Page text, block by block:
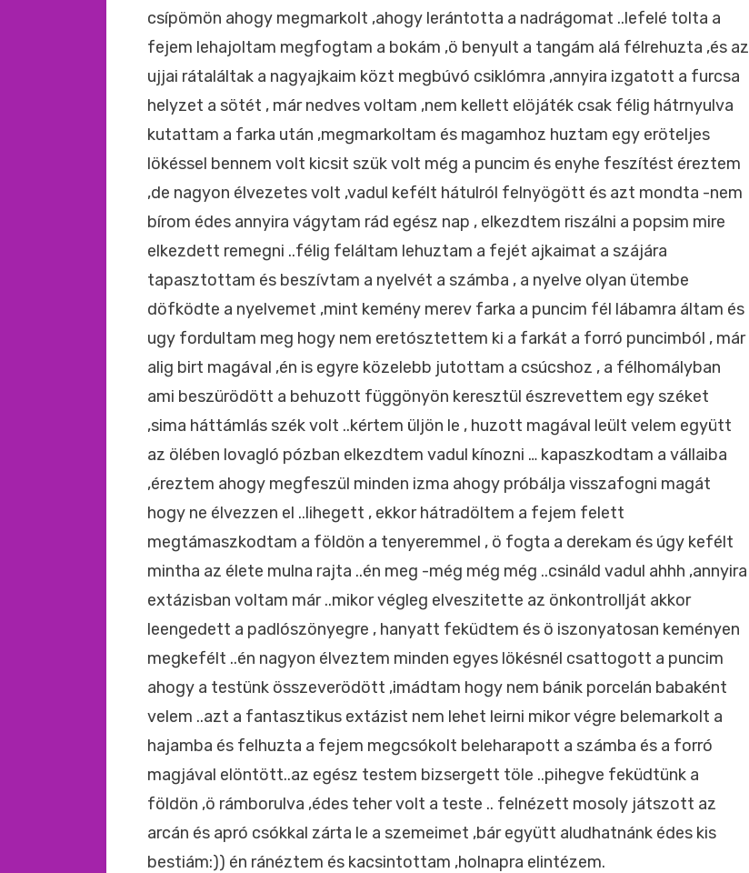
csípömön ahogy megmarkolt ,ahogy lerántotta a nadrágomat ..lefelé tolta a
fejem lehajoltam megfogtam a bokám ,ö benyult a tangám alá félrehuzta ,és az
ujjai rátaláltak a nagyajkaim közt megbúvó csiklómra ,annyira izgatott a furcsa
helyzet a sötét , már nedves voltam ,nem kellett elöjáték csak félig hátrnyulva
kutattam a farka után ,megmarkoltam és magamhoz huztam egy eröteljes
lökéssel bennem volt kicsit szük volt még a puncim és enyhe feszítést éreztem
,de nagyon élvezetes volt ,vadul kefélt hátulról felnyögött és azt mondta -nem
bírom édes annyira vágytam rád egész nap , elkezdtem riszálni a popsim mire
elkezdett remegni ..félig feláltam lehuztam a fejét ajkaimat a szájára
tapasztottam és beszívtam a nyelvét a számba , a nyelve olyan ütembe
döfködte a nyelvemet ,mint kemény merev farka a puncim fél lábamra áltam és
ugy fordultam meg hogy nem eretósztettem ki a farkát a forró puncimból , már
alig birt magával ,én is egyre közelebb jutottam a csúcshoz , a félhomályban
ami beszürödött a behuzott függönyön keresztül észrevettem egy széket
,sima háttámlás szék volt ..kértem üljön le , huzott magával leült velem együtt
az ölében lovagló pózban elkezdtem vadul kínozni … kapaszkodtam a vállaiba
,éreztem ahogy megfeszül minden izma ahogy próbálja visszafogni magát
hogy ne élvezzen el ..lihegett , ekkor hátradöltem a fejem felett
megtámaszkodtam a földön a tenyeremmel , ö fogta a derekam és úgy kefélt
mintha az élete mulna rajta ..én meg -még még még ..csináld vadul ahhh ,annyira
extázisban voltam már ..mikor végleg elveszitette az önkontrollját akkor
leengedett a padlószönyegre , hanyatt feküdtem és ö iszonyatosan keményen
megkefélt ..én nagyon élveztem minden egyes lökésnél csattogott a puncim
ahogy a testünk összeverödött ,imádtam hogy nem bánik porcelán babaként
velem ..azt a fantasztikus extázist nem lehet leirni mikor végre belemarkolt a
hajamba és felhuzta a fejem megcsókolt beleharapott a számba és a forró
magjával elöntött..az egész testem bizsergett töle ..pihegve feküdtünk a
földön ,ö rámborulva ,édes teher volt a teste .. felnézett mosoly játszott az
arcán és apró csókkal zárta le a szemeimet ,bár együtt aludhatnánk édes kis
bestiám:)) én ránéztem és kacsintottam ,holnapra elintézem.